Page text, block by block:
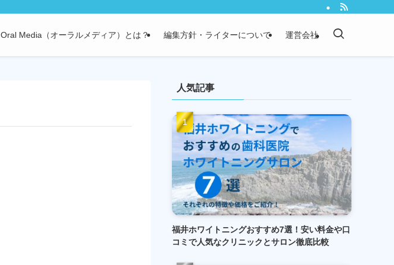
Oral Media（オーラルメディア）とは？ 編集方針・ライターについて 運営会社
人気記事
福井ホワイトニングおすすめ7選！安い料金や口
コミで人気なクリニックとサロン徹底比較